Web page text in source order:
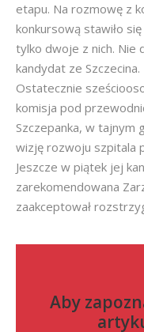
etapu. Na rozmowę z
konkursową stawiło
tylko dwoje z nich. Nie
kandydat ze Szczecina.
Ostatecznie
komisja pod
Szczepanka, w tajnym
wizję rozwoju szpitala
Jeszcze w piątek jej
zarekomendowana
zaakceptował
Aby